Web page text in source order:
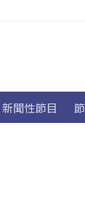
新聞性節目